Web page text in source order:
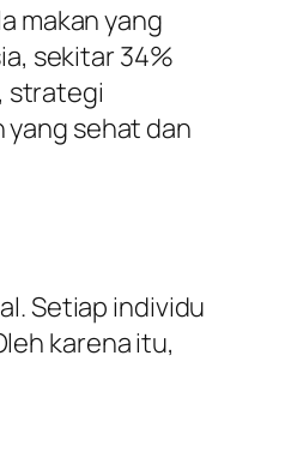
makan yang
sekitar 34%
strategi
sehat dan
Setiap individu
karena itu,